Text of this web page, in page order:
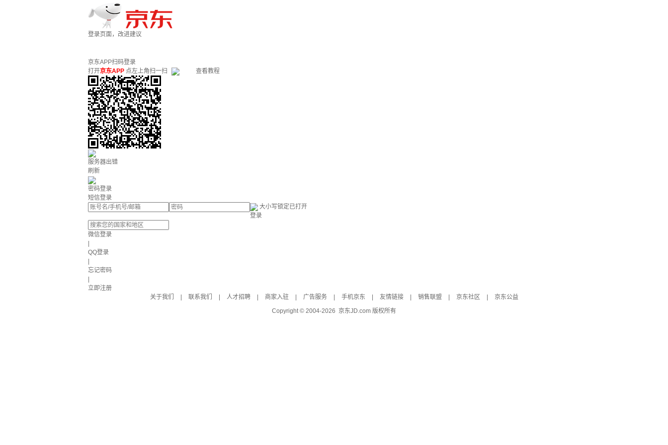
登录页面，改进建议
京东APP扫码登录
打开京东APP 点左上角扫一扫 查看教程
服务器出错
刷新
密码登录
短信登录
大小写锁定已打开
登录
微信登录
QQ登录
忘记密码
立即注册
关于我们
联系我们 人才招聘 商家入驻 广告服务 手机京东 友情链接 销售联盟 京东社区
京东公益
Copyright © 2004-2026 京东JD.com 版权所有